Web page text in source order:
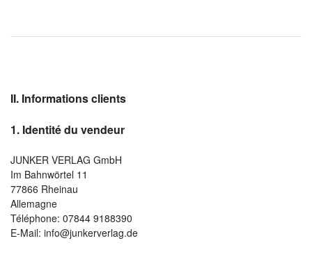
II. Informations clients
1. Identité du vendeur
JUNKER VERLAG GmbH
Im Bahnwörtel 11
77866 Rheinau
Allemagne
Téléphone: 07844 9188390
E-Mail: info@junkerverlag.de